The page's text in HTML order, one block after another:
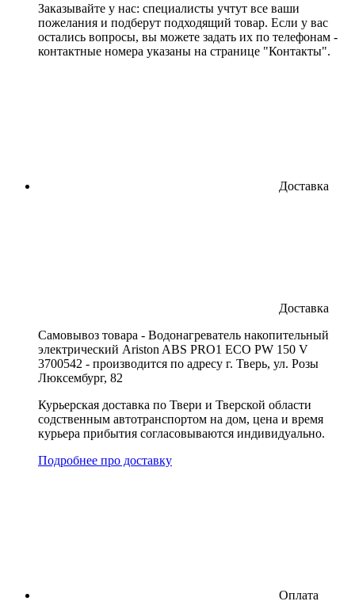
Заказывайте у нас: специалисты учтут все ваши
пожелания и подберут подходящий товар. Если у вас
остались вопросы, вы можете задать их по телефонам -
контактные номера указаны на странице "Контакты".
Доставка
Доставка
Cамовывоз товара - Водонагреватель накопительный
электрический Ariston ABS PRO1 ECO PW 150 V
3700542 - производится по адресу г. Тверь, ул. Розы
Люксембург, 82
Курьерская доставка по Твери и Тверской области
содственным автотранспортом на дом, цена и время
курьера прибытия согласовываются индивидуально.
Подробнее про доставку
Оплата